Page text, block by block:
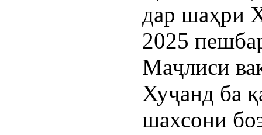
дар шаҳри
2025
Маҷлиси
Хуҷанд ба
шахсони